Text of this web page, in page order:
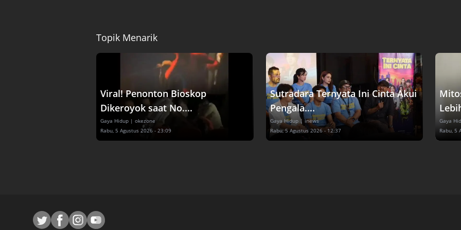
Topik Menarik
Viral! Penonton Bioskop
Dikeroyok saat No....
Gaya Hidup | okezone
Rabu, 5 Agustus 2026 - 23:09
Sutradara Ternyata Ini Cinta Akui
Pengala....
Gaya Hidup | inews
Rabu, 5 Agustus 2026 - 12:37
Gaya
Rabu, 5